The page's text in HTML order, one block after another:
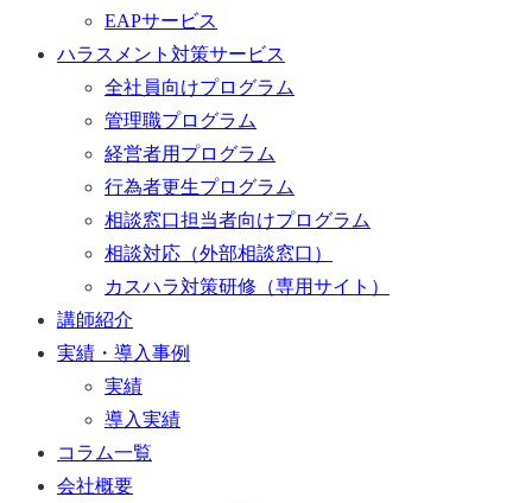
EAPサービス
ハラスメント対策サービス
全社員向けプログラム
管理職プログラム
経営者用プログラム
行為者更生プログラム
相談窓口担当者向けプログラム
相談対応（外部相談窓口）
カスハラ対策研修（専用サイト）
講師紹介
実績・導入事例
実績
導入実績
コラム一覧
会社概要